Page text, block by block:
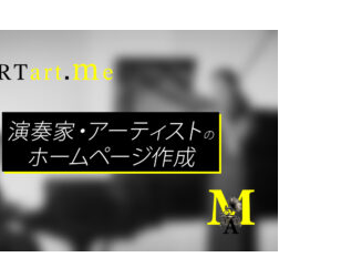
市・国
多摩
田市 (1
1)
| … 稲城
市・清
瀬市・
久留米